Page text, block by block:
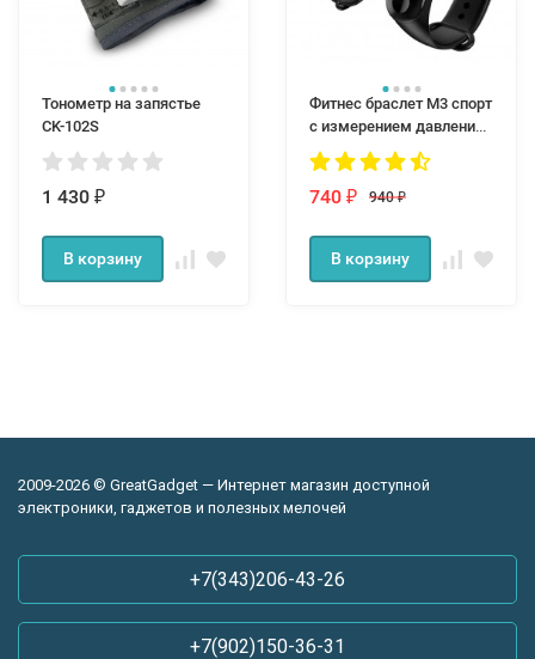
Тонометр на запястье
CK-102S
1 430 ₽
В корзину
Фитнес браслет M3 спорт
с измерением давления
и пульса
740 ₽ 940₽
В корзину
2009-2026 © GreatGadget — Интернет магазин доступной
электроники, гаджетов и полезных мелочей
+7(343)206-43-26
+7(902)150-36-31